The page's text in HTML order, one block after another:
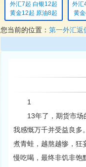
外汇7起 白银12起
黄金12起 原油8起
外汇
黄金
您当前的位置： 第一外汇返
1
13年了，期货市场的
我感慨万千并受益良多
煮青蛙，越熬越惨，狂
慢吃喝，最终非饥非饱